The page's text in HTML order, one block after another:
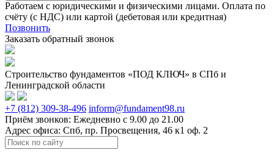
Работаем с юридическими и физическими лицами. Оплата по
счёту (с НДС) или картой (дебетовая или кредитная)
Позвонить
Заказать обратный звонок
Строительство фундаментов «ПОД КЛЮЧ» в СПб и
Ленинградской области
+7 (812) 309-38-496 inform@fundament98.ru
Приём звонков: Ежедневно с 9.00 до 21.00
Адрес офиса: Спб, пр. Просвещения, 46 к1 оф. 2